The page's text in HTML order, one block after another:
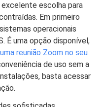
escolha para
Em primeiro
operacionais
É uma opção disponível,
reunião Zoom no seu
de uso sem a
basta acessar